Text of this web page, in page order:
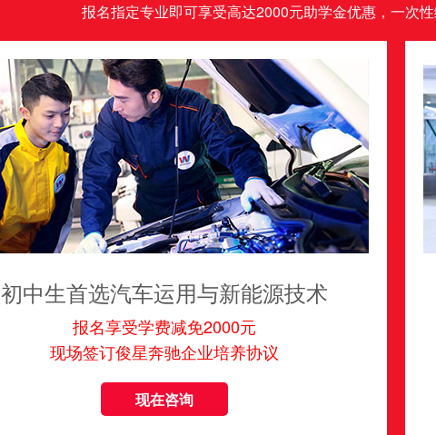
报名指定专业即可享受高达2000元助学金优惠，一次
初中生首选汽车运用与新能源技术
报名享受学费减免2000元
现场签订俊星奔驰企业培养协议
现在咨询